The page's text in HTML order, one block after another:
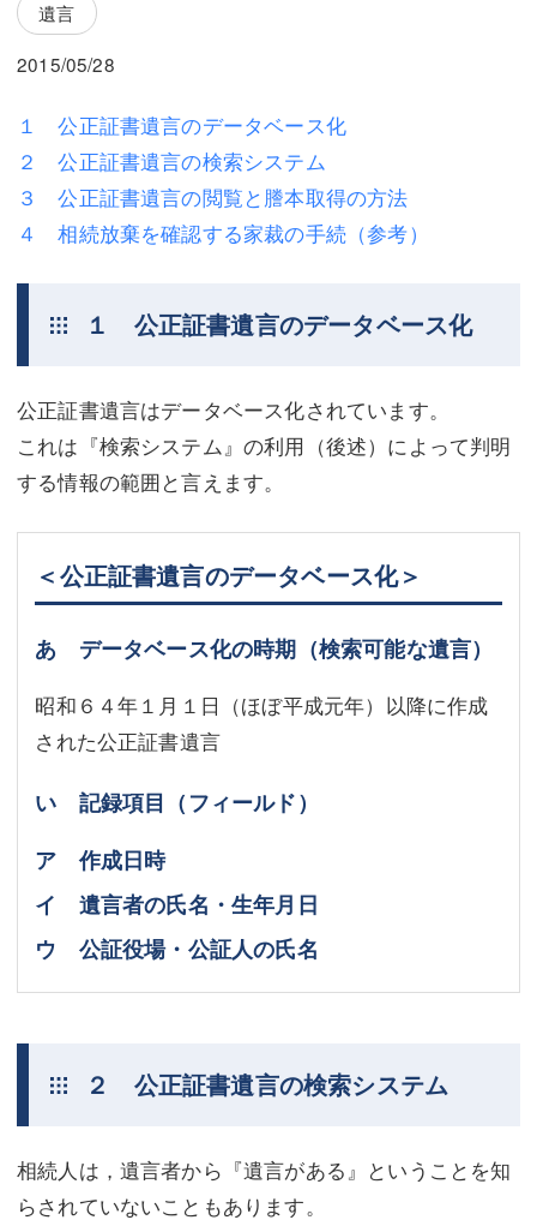
不動産
相続・遺言
離婚（夫婦間トラブル）
刑事弁護
交通事故
商業登記
調査・書面作成
債務整理
マスコミ取材・実績
東京事務所 (新宿・四谷)
埼玉事務所 (さいたま市)
川口事務所（埼玉県川口市）
相続・遺言
離婚（夫婦間トラブル）
企業法務
交通事故
不動産登記
調査・書面作成
債務整理
マスコミ取材・実績
アクセス
埼玉事務所 (さいたま市)
川口事務所（埼玉県川口市）
お問い合せフォーム
遺言
2015/05/28
１ 公正証書遺言のデータベース化
２ 公正証書遺言の検索システム
３ 公正証書遺言の閲覧と謄本取得の方法
４ 相続放棄を確認する家裁の手続（参考）
１ 公正証書遺言のデータベース化
公正証書遺言はデータベース化されています。
これは『検索システム』の利用（後述）によって判明
する情報の範囲と言えます。
＜公正証書遺言のデータベース化＞
あ データベース化の時期（検索可能な遺言）
昭和６４年１月１日（ほぼ平成元年）以降に作成
された公正証書遺言
い 記録項目（フィールド）
ア 作成日時
イ 遺言者の氏名・生年月日
ウ 公証役場・公証人の氏名
２ 公正証書遺言の検索システム
相続人は，遺言者から『遺言がある』ということを知
らされていないこともあります。